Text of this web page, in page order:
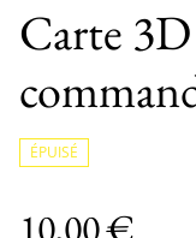
Carte 3D
ÉPUISÉ